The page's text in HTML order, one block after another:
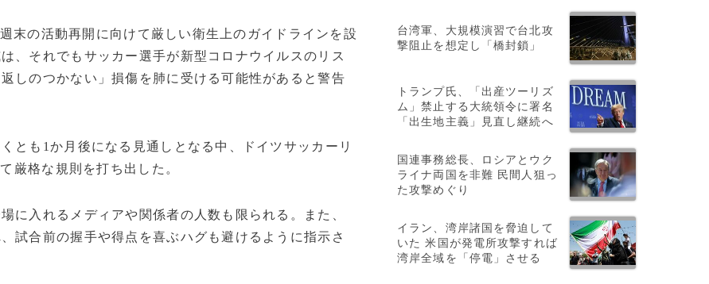
末の活動再開に向けて厳しい衛生上のガイドラインを設
、それでもサッカー選手が新型コロナウイルスのリス
しのつかない」損傷を肺に受ける可能性があると警告
とも1か月後になる見通しとなる中、ドイツサッカーリ
厳格な規則を打ち出した。
入れるメディアや関係者の人数も限られる。また、
試合前の握手や得点を喜ぶハグも避けるように指示さ
台湾軍、大規模演習で台北攻
撃阻止を想定し「橋封鎖」
トランプ氏、「出産ツーリズ
ム」禁止する大統領令に署名
「出生地主義」見直し継続へ
国連事務総長、ロシアとウク
ライナ両国を非難 民間人狙っ
た攻撃めぐり
イラン、湾岸諸国を脅迫して
いた 米国が発電所攻撃すれば
湾岸全域を「停電」させる